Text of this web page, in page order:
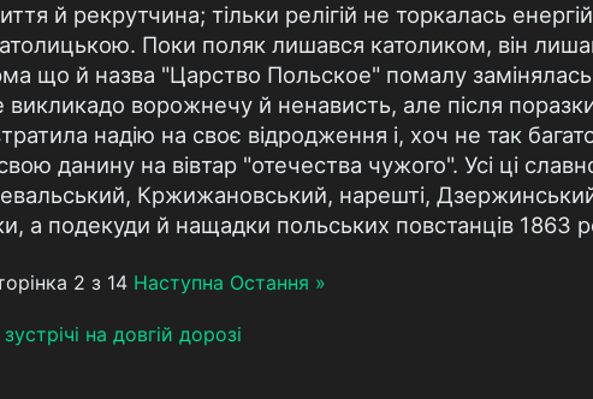
й рекрутчина; тільки релігій не торкалась
Поки поляк лишався католиком, він
що й назва "Царство Польское" помалу
викликадо ворожнечу й ненависть, але після
надію на своє відродження і, хоч не так
данину на вівтар "отечества чужого". Усі ці
Кржижановський, нарешті,
а подекуди й нащадки польських повстанців 1863
2 з 14 Наступна Остання »
на довгій дорозі